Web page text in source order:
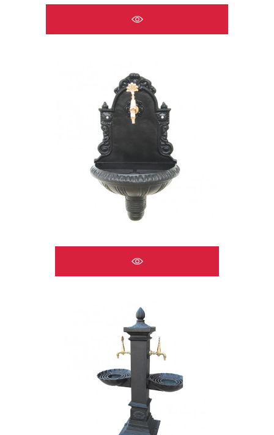
ÇEŞMELER A2519
ÇEŞMELER A2520